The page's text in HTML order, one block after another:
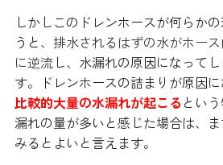
しかしこのドレンホースが何らか
うと、 排水されるはずの水がホー
に逆流し、水漏れの原因になって
す。ドレンホースの詰まりが原因に
比較的大量の水漏れが起こる とい
漏れの量が多いと感じた場合は、
みるとよいと言えます。